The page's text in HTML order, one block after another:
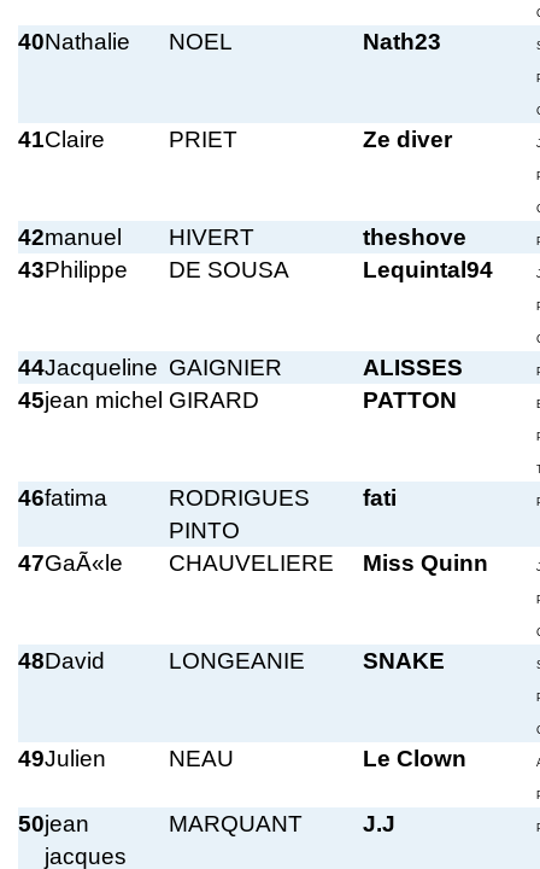
40Nathalie NOEL Nath23
41Claire PRIET Ze diver
42manuel HIVERT theshove
43Philippe DE SOUSA Lequintal94
44Jacqueline GAIGNIER ALISSES
45jean michel GIRARD PATTON
46fatima
RODRIGUES
PINTO
fati
47GaÃ«le CHAUVELIERE Miss Quinn
48David LONGEANIE SNAKE
49Julien NEAU Le Clown
50jean
jacques
MARQUANT J.J